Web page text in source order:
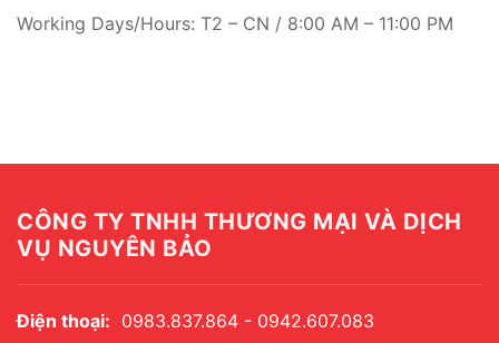
Working Days/Hours: T2 – CN / 8:00 AM – 11:00 PM
CÔNG TY TNHH THƯƠNG MẠI VÀ DỊCH
VỤ NGUYÊN BẢO
Điện thoại: 0983.837.864 - 0942.607.083